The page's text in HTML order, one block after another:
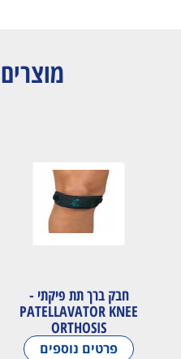
חבק ברך תת פיקתי -
PATELLAVATOR KNEE
ORTHOSIS
פרטים נוספים